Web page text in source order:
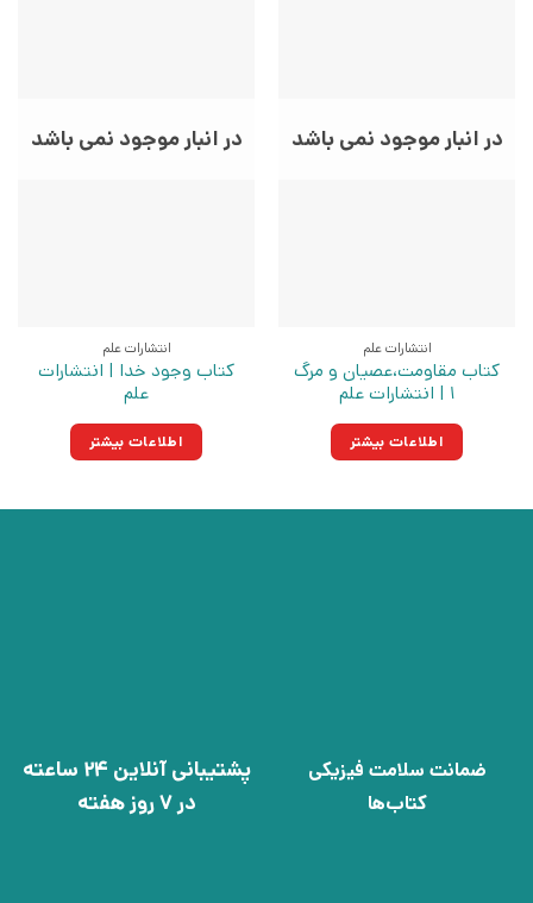
در انبار موجود نمی باشد
انتشارات علم
کتاب مقاومت،عصیان و مرگ
1 | انتشارات علم
اطلاعات بیشتر
در انبار موجود نمی باشد
انتشارات علم
کتاب وجود خدا | انتشارات
علم
اطلاعات بیشتر
ضمانت سلامت فیزیکی
کتاب‌ها
پشتیبانی آنلاین 24 ساعته
در 7 روز هفته